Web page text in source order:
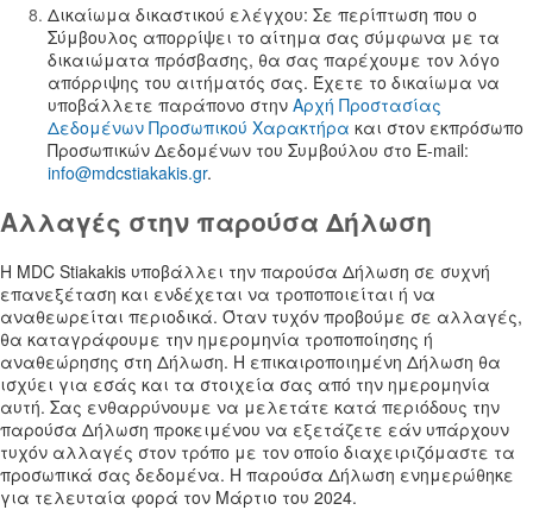
Δικαίωμα δικαστικού ελέγχου: Σε περίπτωση που ο
Σύμβουλος απορρίψει το αίτημα σας σύμφωνα με τα
δικαιώματα πρόσβασης, θα σας παρέχουμε τον λόγο
απόρριψης του αιτήματός σας. Έχετε το δικαίωμα να
υποβάλλετε παράπονο στην Αρχή Προστασίας
Δεδομένων Προσωπικού Χαρακτήρα και στον εκπρόσωπο
Προσωπικών Δεδομένων του Συμβούλου στο E-mail:
info@mdcstiakakis.gr.
Αλλαγές στην παρούσα Δήλωση
Η MDC Stiakakis υποβάλλει την παρούσα Δήλωση σε συχνή
επανεξέταση και ενδέχεται να τροποποιείται ή να
αναθεωρείται περιοδικά. Όταν τυχόν προβούμε σε αλλαγές,
θα καταγράφουμε την ημερομηνία τροποποίησης ή
αναθεώρησης στη Δήλωση. Η επικαιροποιημένη Δήλωση θα
ισχύει για εσάς και τα στοιχεία σας από την ημερομηνία
αυτή. Σας ενθαρρύνουμε να μελετάτε κατά περιόδους την
παρούσα Δήλωση προκειμένου να εξετάζετε εάν υπάρχουν
τυχόν αλλαγές στον τρόπο με τον οποίο διαχειριζόμαστε τα
προσωπικά σας δεδομένα. Η παρούσα Δήλωση ενημερώθηκε
για τελευταία φορά τον Μάρτιο του 2024.